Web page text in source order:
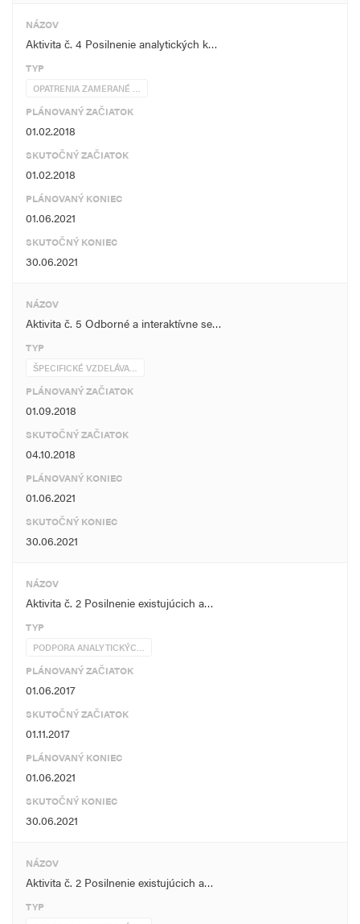
NÁZOV
Aktivita č. 4 Posilnenie analytických k…
TYP
OPATRENIA ZAMERANÉ …
PLÁNOVANÝ ZAČIATOK
01.02.2018
SKUTOČNÝ ZAČIATOK
01.02.2018
PLÁNOVANÝ KONIEC
01.06.2021
SKUTOČNÝ KONIEC
30.06.2021
NÁZOV
Aktivita č. 5 Odborné a interaktívne se…
TYP
ŠPECIFICKÉ VZDELÁVA…
PLÁNOVANÝ ZAČIATOK
01.09.2018
SKUTOČNÝ ZAČIATOK
04.10.2018
PLÁNOVANÝ KONIEC
01.06.2021
SKUTOČNÝ KONIEC
30.06.2021
NÁZOV
Aktivita č. 2 Posilnenie existujúcich a…
TYP
PODPORA ANALYTICKÝC…
PLÁNOVANÝ ZAČIATOK
01.06.2017
SKUTOČNÝ ZAČIATOK
01.11.2017
PLÁNOVANÝ KONIEC
01.06.2021
SKUTOČNÝ KONIEC
30.06.2021
NÁZOV
Aktivita č. 2 Posilnenie existujúcich a…
TYP